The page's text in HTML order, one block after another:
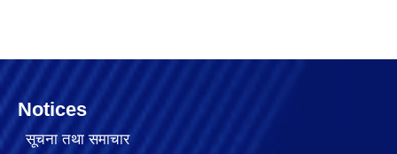
Notices
सूचना तथा समाचार